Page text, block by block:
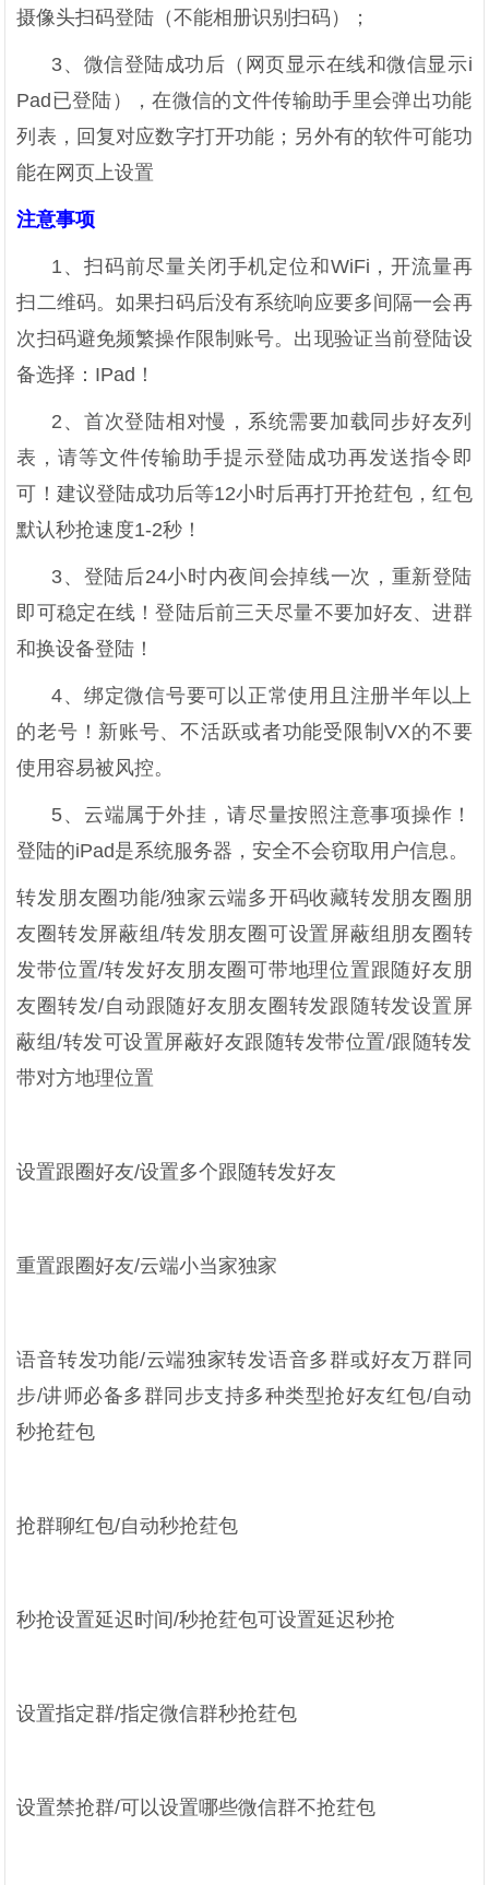
摄像头扫码登陆（不能相册识别扫码）；
3、微信登陆成功后（网页显示在线和微信显示i
Pad已登陆），在微信的文件传输助手里会弹出功能
列表，回复对应数字打开功能；另外有的软件可能功
能在网页上设置
注意事项
1、扫码前尽量关闭手机定位和WiFi，开流量再
扫二维码。如果扫码后没有系统响应要多间隔一会再
次扫码避免频繁操作限制账号。出现验证当前登陆设
备选择：IPad！
2、首次登陆相对慢，系统需要加载同步好友列
表，请等文件传输助手提示登陆成功再发送指令即
可！建议登陆成功后等12小时后再打开抢荭包，红包
默认秒抢速度1-2秒！
3、登陆后24小时内夜间会掉线一次，重新登陆
即可稳定在线！登陆后前三天尽量不要加好友、进群
和换设备登陆！
4、绑定微信号要可以正常使用且注册半年以上
的老号！新账号、不活跃或者功能受限制VX的不要
使用容易被风控。
5、云端属于外挂，请尽量按照注意事项操作！
登陆的iPad是系统服务器，安全不会窃取用户信息。
转发朋友圈功能/独家云端多开码收藏转发朋友圈朋
友圈转发屏蔽组/转发朋友圈可设置屏蔽组朋友圈转
发带位置/转发好友朋友圈可带地理位置跟随好友朋
友圈转发/自动跟随好友朋友圈转发跟随转发设置屏
蔽组/转发可设置屏蔽好友跟随转发带位置/跟随转发
带对方地理位置
设置跟圈好友/设置多个跟随转发好友
重置跟圈好友/云端小当家独家
语音转发功能/云端独家转发语音多群或好友万群同
步/讲师必备多群同步支持多种类型抢好友红包/自动
秒抢荭包
抢群聊红包/自动秒抢荭包
秒抢设置延迟时间/秒抢荭包可设置延迟秒抢
设置指定群/指定微信群秒抢荭包
设置禁抢群/可以设置哪些微信群不抢荭包